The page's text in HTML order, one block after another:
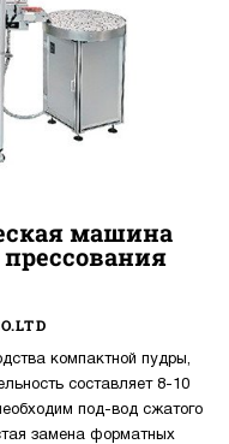
машина
компактной пудры,
составляет 8-10
под-вод сжатого
замена форматных